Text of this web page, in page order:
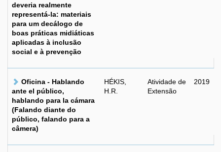
deveria realmente
representá-la: materiais
para um decálogo de
boas práticas midiáticas
aplicadas à inclusão
social e à prevenção
Oficina - Hablando
ante el público,
hablando para la cámara
(Falando diante do
público, falando para a
câmera)
HÉKIS,
H.R.
Atividade de
Extensão
2019